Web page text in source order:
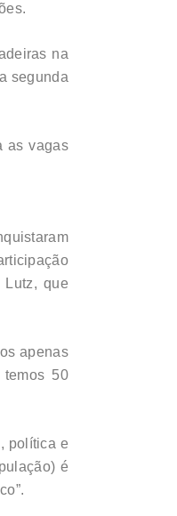
na
segunda
as vagas
que
apenas
temos 50
política e
é